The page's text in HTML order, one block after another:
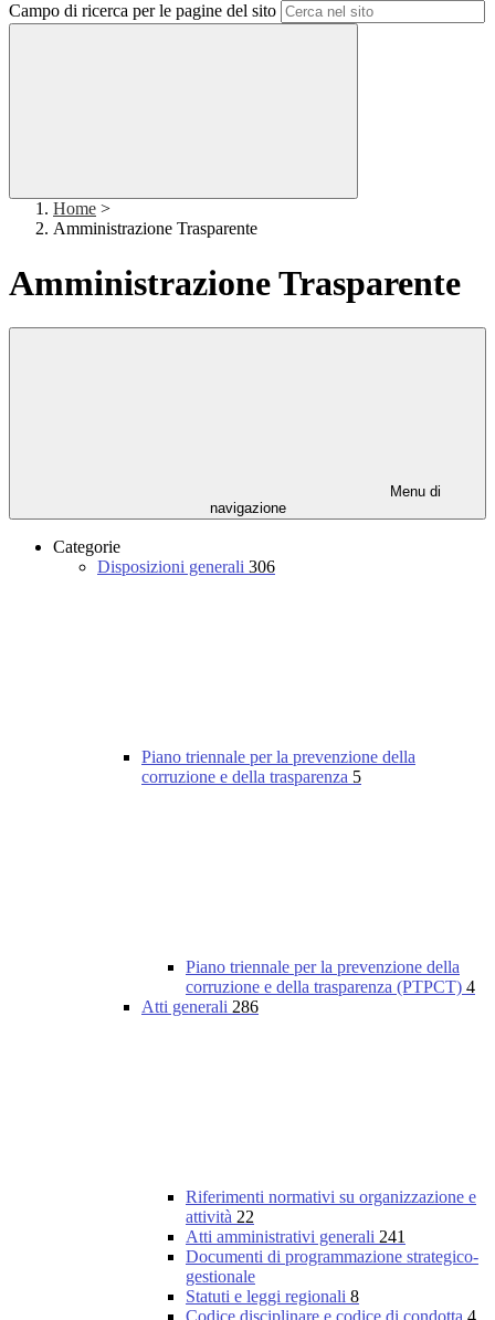
Campo di ricerca per le pagine del sito
Home >
Amministrazione Trasparente
Amministrazione Trasparente
Menu di
navigazione
Categorie
Disposizioni generali 306
Piano triennale per la prevenzione della
corruzione e della trasparenza 5
Piano triennale per la prevenzione della
corruzione e della trasparenza (PTPCT) 4
Atti generali 286
Riferimenti normativi su organizzazione e
attività 22
Atti amministrativi generali 241
Documenti di programmazione strategico-
gestionale
Statuti e leggi regionali 8